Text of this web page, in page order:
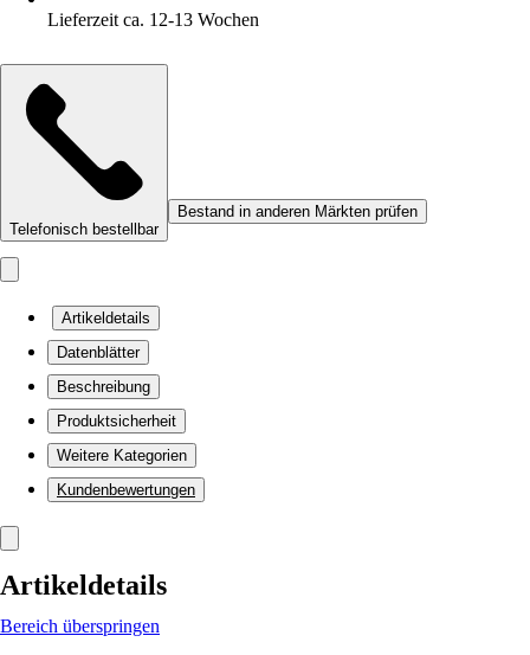
Lieferzeit ca. 12-13 Wochen
Telefonisch bestellbar
Bestand in anderen Märkten prüfen
Artikeldetails
Datenblätter
Beschreibung
Produktsicherheit
Weitere Kategorien
Kundenbewertungen
Artikeldetails
Bereich überspringen